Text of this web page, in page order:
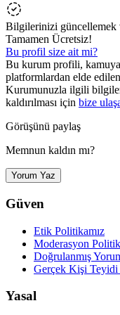
Bilgilerinizi güncellemek
Tamamen Ücretsiz!
Bu profil size ait mi?
Bu kurum profili, kamuya
platformlardan elde
Kurumunuzla ilgili
kaldırılması için bize
Görüşünü paylaş
Memnun kaldın mı?
Yorum Yaz
Güven
Etik Politikamız
Moderasyon
Doğrulanmış
Gerçek Kişi Teyidi
Yasal